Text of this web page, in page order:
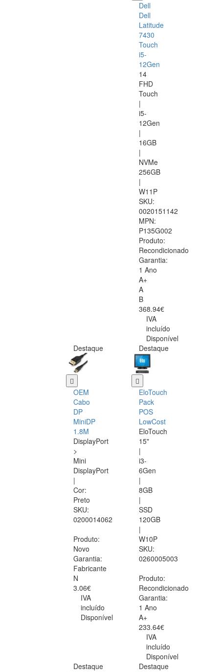
Dell
Dell
Latitude
7430
Touch
i5-
12Gen
14
FHD
Touch
|
i5-
12Gen
|
16GB
|
NVMe
256GB
|
W11P
SKU:
0020151142
MPN:
P135G002
Produto:
Recondicionado
Garantia:
1 Ano
A+
A
B
368.94€
IVA
incluído
Disponível
Destaque
OEM
Cabo
DP
MiniDP
1.8M
DisplayPort
>
Mini
DisplayPort
|
Cor:
Preto
SKU:
0200014062
Produto:
Novo
Garantia:
Fabricante
N
3.06€
IVA
incluído
Disponível
Destaque
EloTouch
Pack
POS
LowCost
EloTouch
15"
|
i3-
6Gen
|
8GB
|
SSD
120GB
|
W10P
SKU:
0260005003
Produto:
Recondicionado
Garantia:
1 Ano
A+
233.64€
IVA
incluído
Disponível
Destaque
Destaque